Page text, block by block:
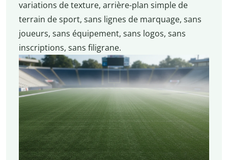
variations de texture, arrière-plan simple de
terrain de sport, sans lignes de marquage, sans
joueurs, sans équipement, sans logos, sans
inscriptions, sans filigrane.